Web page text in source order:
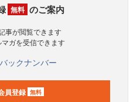
無料 のご案内
事が閲覧できます
マガを受信できます
ックナンバー
員登録 無料